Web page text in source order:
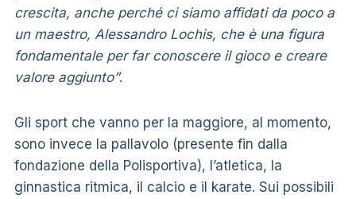
crescita, anche perché ci siamo affidati da poco a
un maestro, Alessandro Lochis, che è una figura
fondamentale per far conoscere il gioco e creare
valore aggiunto”.
Gli sport che vanno per la maggiore, al momento,
sono invece la pallavolo (presente fin dalla
fondazione della Polisportiva), l’atletica, la
ginnastica ritmica, il calcio e il karate. Sui possibili